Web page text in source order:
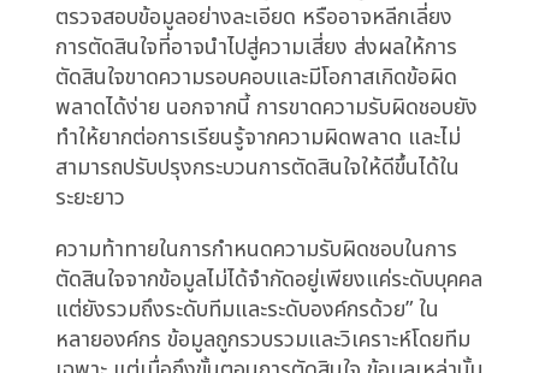
ตอนที่สำคัญอย่างยิ่งในการเปลี่ยนข้อมูลให้กลาย
เป็นความเข้าใจและการดำเนินการที่มีประสิทธิภาพใน
ภาคการเงิน
การมีข้อมูลมากมายไม่ได้หมายความว่าเราจะ
สามารถตัดสินใจได้ดีขึ้นเสมอไป หากองค์กรไม่
สามารถระบุได้ว่าใครเป็นผู้รับผิดชอบต่อผลลัพธ์ของ
การตัดสินใจนั้น ข้อมูลก็จะกลายเป็นเพียงตัวเลขที่
ไม่มีความหมาย” ปัญหาความรับผิดชอบที่มองข้ามนี้
มักเกิดขึ้นจากหลายปัจจัย เช่น โครงสร้างองค์กรที่
ไม่ชัดเจน บทบาทหน้าที่ที่คลุมเครือ หรือวัฒนธรรม